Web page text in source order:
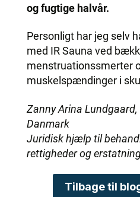
og fugtige halvår.
Personligt har jeg selv
med IR Sauna ved
menstruationssmerter
muskelspændinger i
Zanny Arina
Danmark
Juridisk hjælp til
rettigheder og
Tilbage til